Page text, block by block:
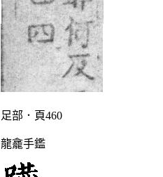
足部．頁460
龍龕手鑑